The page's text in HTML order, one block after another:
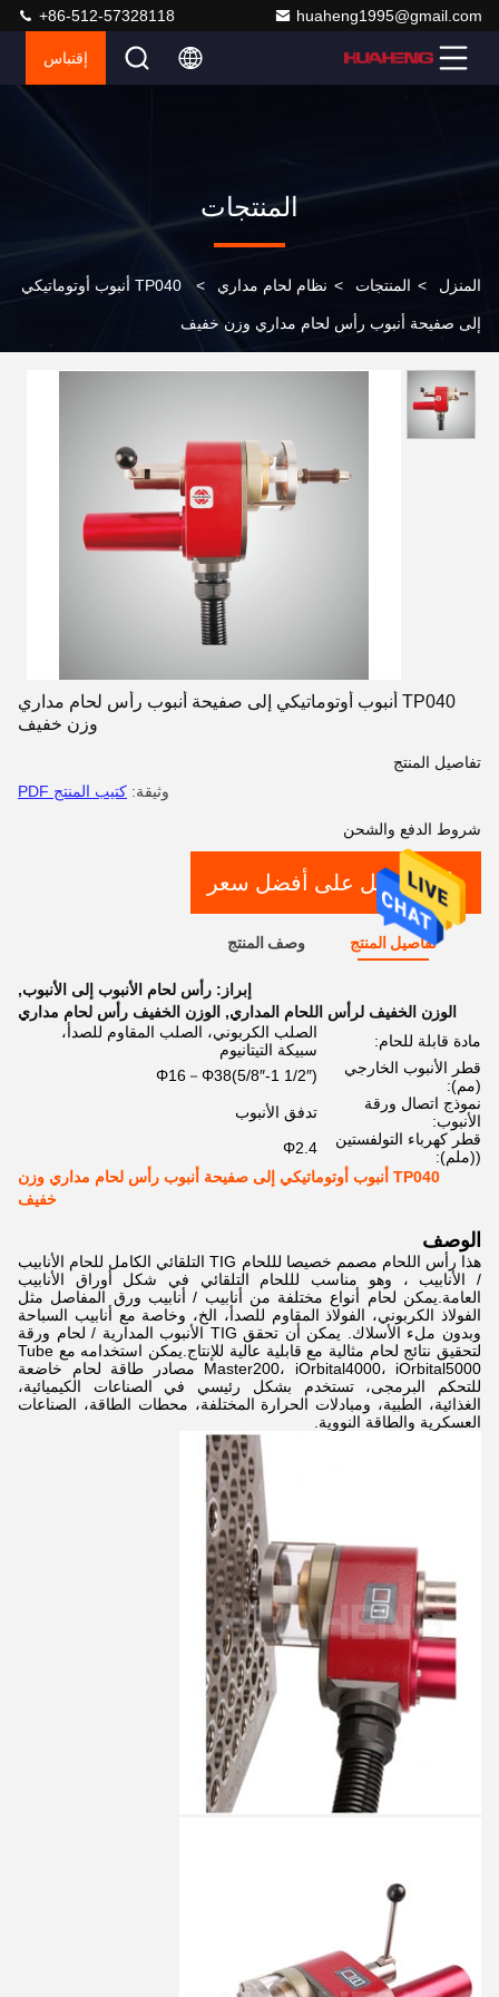
huaheng1995@gmail.com
+86-512-57328118
إقتباس
المنتجات
المنزل > المنتجات > نظام لحام مداري > TP040 أنبوب أوتوماتيكي
إلى صفيحة أنبوب رأس لحام مداري وزن خفيف
TP040 أنبوب أوتوماتيكي إلى صفيحة أنبوب رأس لحام مداري
وزن خفيف
تفاصيل المنتج
وثيقة: كتيب المنتج PDF
شروط الدفع والشحن
احصل على أفضل سعر
تفاصيل المنتج وصف المنتج
إبراز: رأس لحام الأنبوب إلى الأنبوب,
الوزن الخفيف لرأس اللحام المداري, الوزن الخفيف رأس لحام مداري
مادة قابلة للحام:
الصلب الكربوني، الصلب المقاوم للصدأ،
سبيكة التيتانيوم
قطر الأنبوب الخارجي
(مم):
Φ16－Φ38(5/8″-1 1/2″)
نموذج اتصال ورقة
الأنبوب:
تدفق الأنبوب
قطر كهرباء التولفستين
((ملم):
Φ2.4
TP040 أنبوب أوتوماتيكي إلى صفيحة أنبوب رأس لحام مداري وزن
خفيف
الوصف
هذا رأس اللحام مصمم خصيصا لللحام TIG التلقائي الكامل للحام الأنابيب
/ الأنابيب ، وهو مناسب لللحام التلقائي في شكل أوراق الأنابيب
العامة.يمكن لحام أنواع مختلفة من أنابيب / أنابيب ورق المفاصل مثل
الفولاذ الكربوني، الفولاذ المقاوم للصدأ، الخ، وخاصة مع أنابيب السباحة
وبدون ملء الأسلاك. يمكن أن تحقق TIG الأنبوب المدارية / لحام ورقة
لتحقيق نتائج لحام مثالية مع قابلية عالية للإنتاج.يمكن استخدامه مع Tube
Master200، iOrbital4000، iOrbital5000 مصادر طاقة لحام خاضعة
للتحكم البرمجى، تستخدم بشكل رئيسي في الصناعات الكيميائية،
الغذائية، الطبية، ومبادلات الحرارة المختلفة، محطات الطاقة، الصناعات
العسكرية والطاقة النووية.